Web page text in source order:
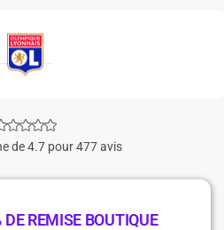
de 4.7 pour 477 avis
DE REMISE BOUTIQUE